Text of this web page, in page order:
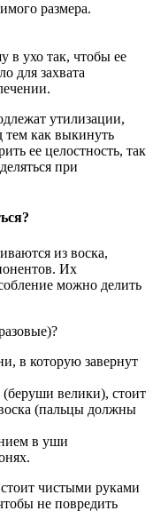
размера.
в ухо так, чтобы ее
для захвата
утилизации,
тем как выкинуть
ее целостность, так
при
из воска,
Их
можно делить
в которую завернут
велики), стоит
(пальцы должны
в уши
чистыми руками
не повредить